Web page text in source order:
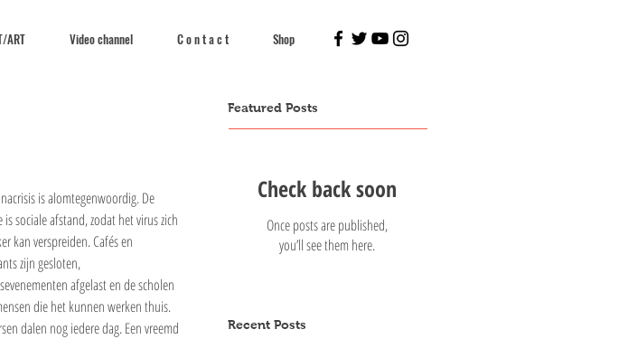
ART Video channel C o n t a c t Shop
is alomtegenwoordig. De
is sociale afstand, zodat het virus zich
kan verspreiden. Cafés en
zijn gesloten,
afgelast en de scholen
die het kunnen werken thuis.
dalen nog iedere dag. Een vreemd
Featured Posts
Check back soon
Once posts are published,
you’ll see them here.
Recent Posts